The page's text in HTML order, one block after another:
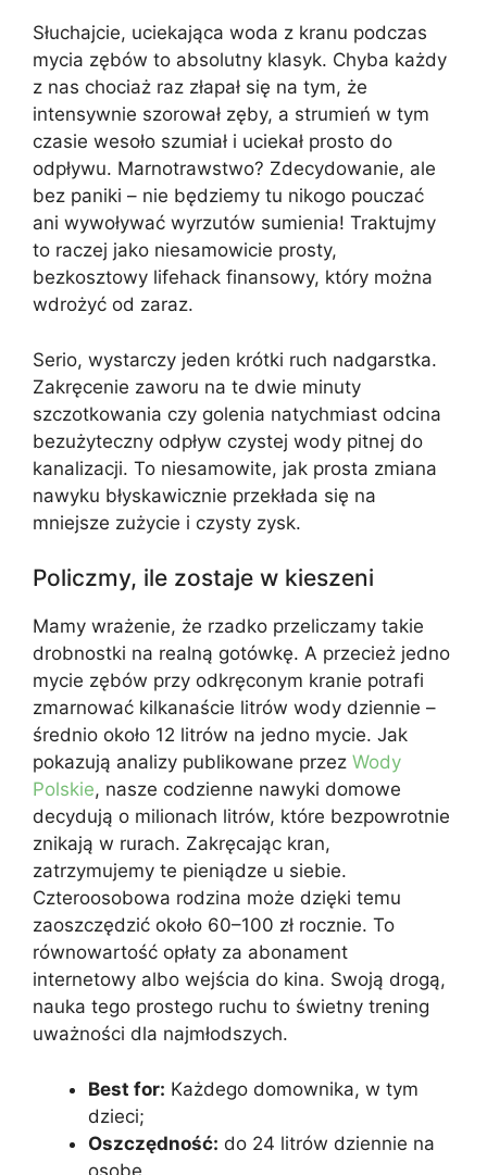
Słuchajcie, uciekająca woda z kranu podczas
mycia zębów to absolutny klasyk. Chyba każdy
z nas chociaż raz złapał się na tym, że
intensywnie szorował zęby, a strumień w tym
czasie wesoło szumiał i uciekał prosto do
odpływu. Marnotrawstwo? Zdecydowanie, ale
bez paniki – nie będziemy tu nikogo pouczać
ani wywoływać wyrzutów sumienia! Traktujmy
to raczej jako niesamowicie prosty,
bezkosztowy lifehack finansowy, który można
wdrożyć od zaraz.
Serio, wystarczy jeden krótki ruch nadgarstka.
Zakręcenie zaworu na te dwie minuty
szczotkowania czy golenia natychmiast odcina
bezużyteczny odpływ czystej wody pitnej do
kanalizacji. To niesamowite, jak prosta zmiana
nawyku błyskawicznie przekłada się na
mniejsze zużycie i czysty zysk.
Policzmy, ile zostaje w kieszeni
Mamy wrażenie, że rzadko przeliczamy takie
drobnostki na realną gotówkę. A przecież jedno
mycie zębów przy odkręconym kranie potrafi
zmarnować kilkanaście litrów wody dziennie –
średnio około 12 litrów na jedno mycie. Jak
pokazują analizy publikowane przez Wody
Polskie, nasze codzienne nawyki domowe
decydują o milionach litrów, które bezpowrotnie
znikają w rurach. Zakręcając kran,
zatrzymujemy te pieniądze u siebie.
Czteroosobowa rodzina może dzięki temu
zaoszczędzić około 60–100 zł rocznie. To
równowartość opłaty za abonament
internetowy albo wejścia do kina. Swoją drogą,
nauka tego prostego ruchu to świetny trening
uważności dla najmłodszych.
Best for: Każdego domownika, w tym
dzieci;
Oszczędność: do 24 litrów dziennie na
osobę.